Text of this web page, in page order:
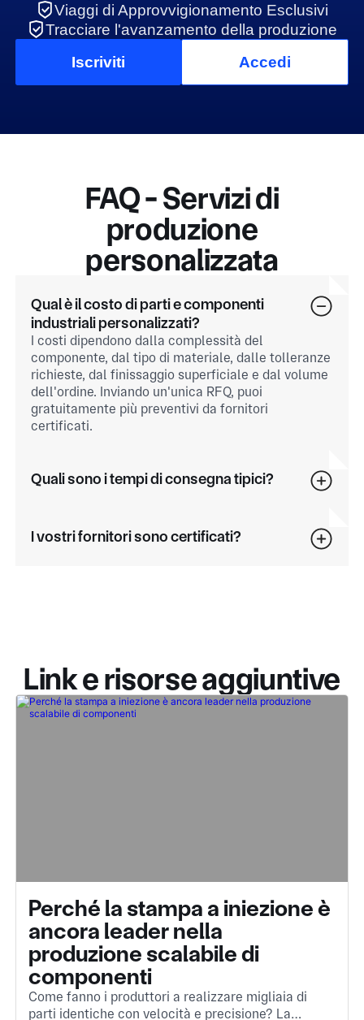
Viaggi di Approvvigionamento Esclusivi
Tracciare l'avanzamento della produzione
Iscriviti
Accedi
FAQ - Servizi di
produzione
personalizzata
Qual è il costo di parti e componenti
industriali personalizzati?
I costi dipendono dalla complessità del
componente, dal tipo di materiale, dalle tolleranze
richieste, dal finissaggio superficiale e dal volume
dell'ordine. Inviando un'unica RFQ, puoi
gratuitamente più preventivi da fornitori
certificati.
Quali sono i tempi di consegna tipici?
I vostri fornitori sono certificati?
Link e risorse aggiuntive
Perché la stampa a iniezione è
ancora leader nella
produzione scalabile di
componenti
Come fanno i produttori a realizzare migliaia di
parti identiche con velocità e precisione? La